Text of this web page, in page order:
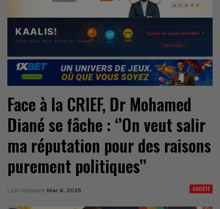
Face à la CRIEF, Dr Mohamed
Diané se fâche : ‘’On veut salir
ma réputation pour des raisons
purement politiques’’
SOCIÉTÉ
Last Updated Mar 6, 2025